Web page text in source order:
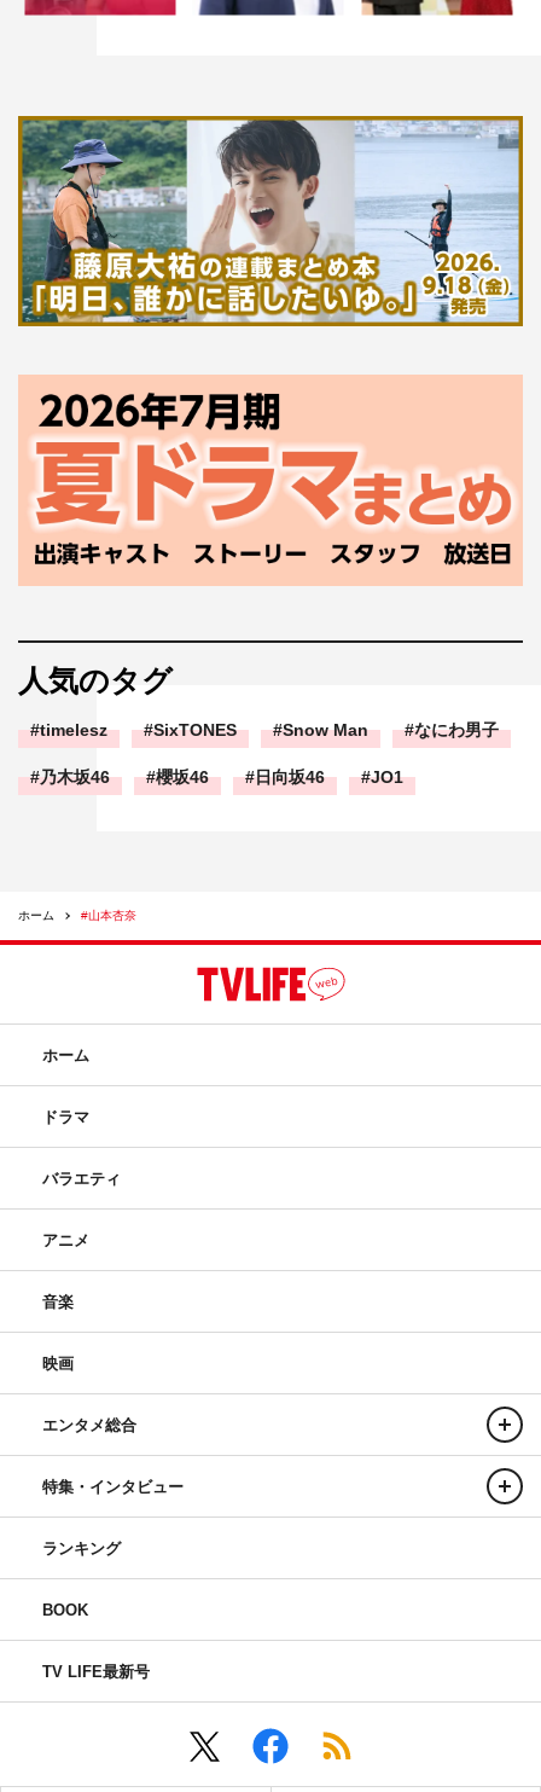
人気のタグ
timelesz SixTONES Snow Man なにわ男子
乃木坂46 櫻坂46 日向坂46 JO1
ホーム #山本杏奈
ホーム
ドラマ
バラエティ
アニメ
音楽
映画
エンタメ総合
特集・インタビュー
ランキング
BOOK
TV LIFE最新号